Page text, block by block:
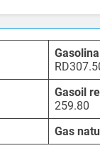
Gasoil
259.80
Gas